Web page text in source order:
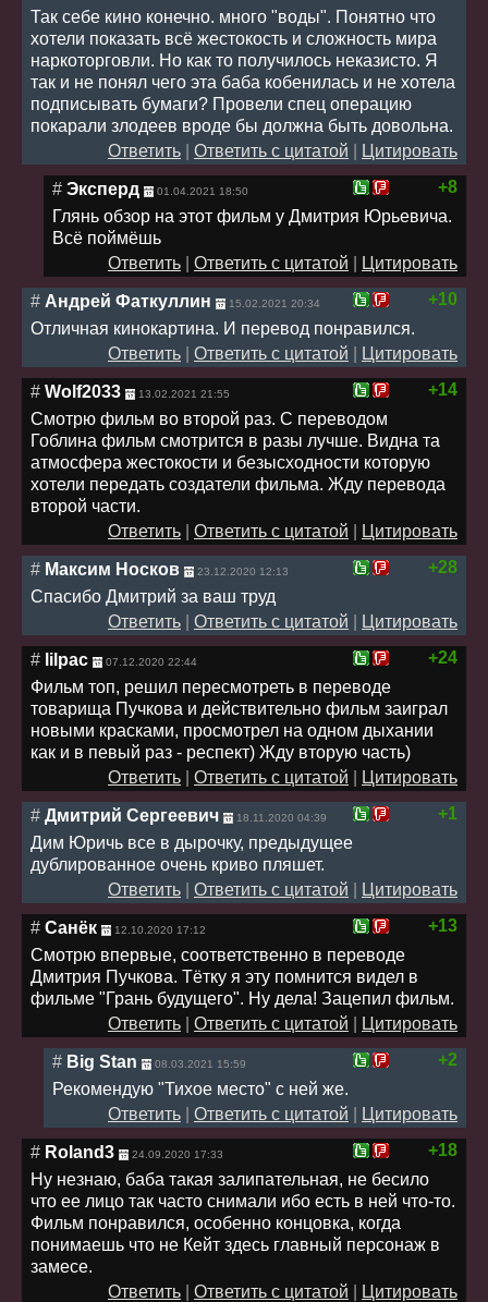
Так себе кино конечно. много "воды". Понятно что
хотели показать всё жестокость и сложность мира
наркоторговли. Но как то получилось неказисто. Я
так и не понял чего эта баба кобенилась и не хотела
подписывать бумаги? Провели спец операцию
покарали злодеев вроде бы должна быть довольна.
Ответить
Ответить с цитатой
Цитировать
+8
# Эксперд 01.04.2021 18:50
Глянь обзор на этот фильм у Дмитрия Юрьевича.
Всё поймёшь
Ответить
Ответить с цитатой
Цитировать
+10
# Андрей Фаткуллин 15.02.2021 20:34
Отличная кинокартина. И перевод понравился.
Ответить
Ответить с цитатой
Цитировать
+14
# Wolf2033 13.02.2021 21:55
Смотрю фильм во второй раз. С переводом
Гоблина фильм смотрится в разы лучше. Видна та
атмосфера жестокости и безысходности которую
хотели передать создатели фильма. Жду перевода
второй части.
Ответить
Ответить с цитатой
Цитировать
+28
# Максим Носков 23.12.2020 12:13
Спасибо Дмитрий за ваш труд
Ответить
Ответить с цитатой
Цитировать
+24
# lilpac 07.12.2020 22:44
Фильм топ, решил пересмотреть в переводе
товарища Пучкова и действительно фильм заиграл
новыми красками, просмотрел на одном дыхании
как и в певый раз - респект) Жду вторую часть)
Ответить
Ответить с цитатой
Цитировать
+1
# Дмитрий Сергеевич 18.11.2020 04:39
Дим Юричь все в дырочку, предыдущее
дублированное очень криво пляшет.
Ответить
Ответить с цитатой
Цитировать
+13
# Санёк 12.10.2020 17:12
Смотрю впервые, соответственно в переводе
Дмитрия Пучкова. Тётку я эту помнится видел в
фильме "Грань будущего". Ну дела! Зацепил фильм.
Ответить
Ответить с цитатой
Цитировать
+2
# Big Stan 08.03.2021 15:59
Рекомендую "Тихое место" с ней же.
Ответить
Ответить с цитатой
Цитировать
+18
# Roland3 24.09.2020 17:33
Ну незнаю, баба такая залипательная, не бесило
что ее лицо так часто снимали ибо есть в ней что-то.
Фильм понравился, особенно концовка, когда
понимаешь что не Кейт здесь главный персонаж в
замесе.
Ответить
Ответить с цитатой
Цитировать